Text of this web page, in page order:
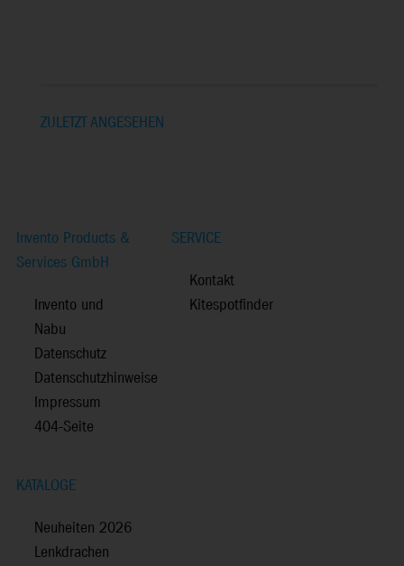
ZULETZT ANGESEHEN
Invento Products &
Services GmbH
Invento und
Nabu
Datenschutz
Datenschutzhinweise
Impressum
404-Seite
SERVICE
Kontakt
Kitespotfinder
KATALOGE
Neuheiten 2026
Lenkdrachen